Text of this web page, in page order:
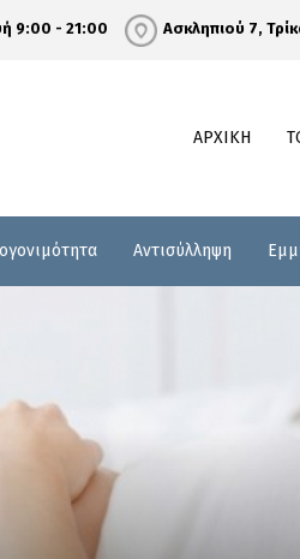
9:00 - 21:00 Ασκληπιού 7,
ΑΡΧΙΚΗ
Αντισύλληψη